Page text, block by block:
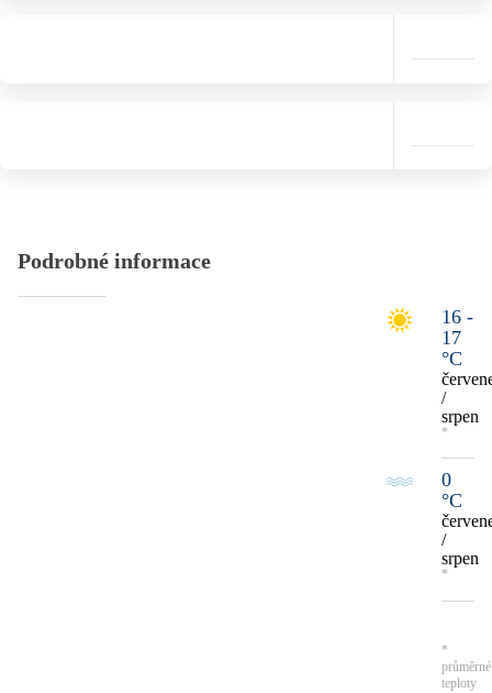
Podrobné informace
16 -
17
°C
/
srpen
*
0
°C
/
srpen
*
*
průměrné
teploty